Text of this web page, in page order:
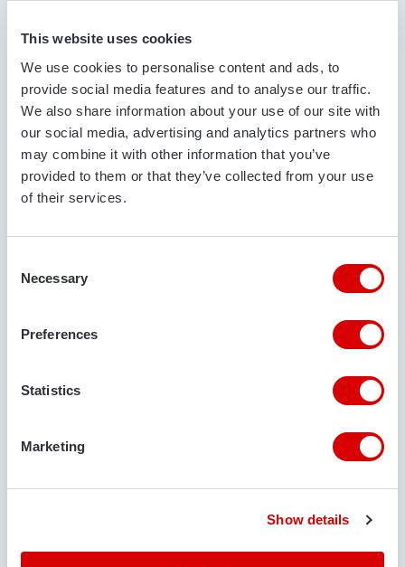
This website uses cookies
We use cookies to personalise content and ads, to
provide social media features and to analyse our traffic.
We also share information about your use of our site with
our social media, advertising and analytics partners who
may combine it with other information that you’ve
provided to them or that they’ve collected from your use
of their services.
Selection
Necessary
Preferences
Statistics
Marketing
Show details
VOOR- EN ACHTERNAAM*
BEDRIJFSNAAM
LEVERPLAATS